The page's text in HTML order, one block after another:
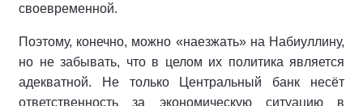
своевременной.
Поэтому, конечно, можно «наезжать» на Набиуллину,
но не забывать, что в целом их политика является
адекватной. Не только Центральный банк несёт
ответственность за экономическую ситуацию в